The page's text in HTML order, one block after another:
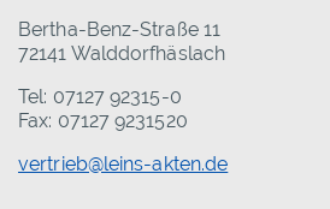
Bertha-Benz-Straße 11
72141 Walddorfhäslach
Tel: 07127 92315-0
Fax: 07127 9231520
vertrieb@leins-akten.de